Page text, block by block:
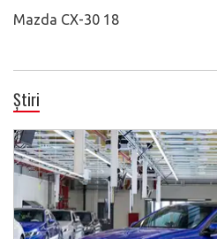
Mazda CX-30 18
Știri